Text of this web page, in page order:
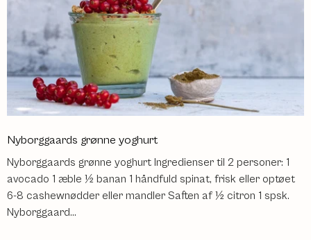
Nyborggaards grønne yoghurt
Nyborggaards grønne yoghurt Ingredienser til 2 personer: 1
avocado 1 æble ½ banan 1 håndfuld spinat, frisk eller optøet
6-8 cashewnødder eller mandler Saften af ½ citron 1 spsk.
Nyborggaard...